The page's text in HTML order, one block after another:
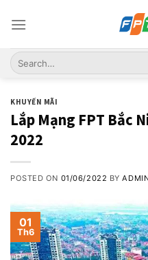
KHUYẾN MÃI
Lắp Mạng FPT Bắc
2022
POSTED ON 01/06/2022 BY
01
Th6